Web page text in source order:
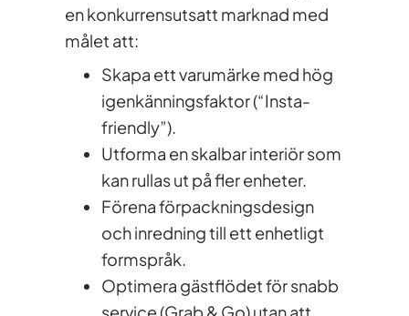
en konkurrensutsatt marknad med
målet att:
Skapa ett varumärke med hög
igenkänningsfaktor (“Insta-
friendly”).
Utforma en skalbar interiör som
kan rullas ut på fler enheter.
Förena förpackningsdesign
och inredning till ett enhetligt
formspråk.
Optimera gästflödet för snabb
service (Grab & Go) utan att